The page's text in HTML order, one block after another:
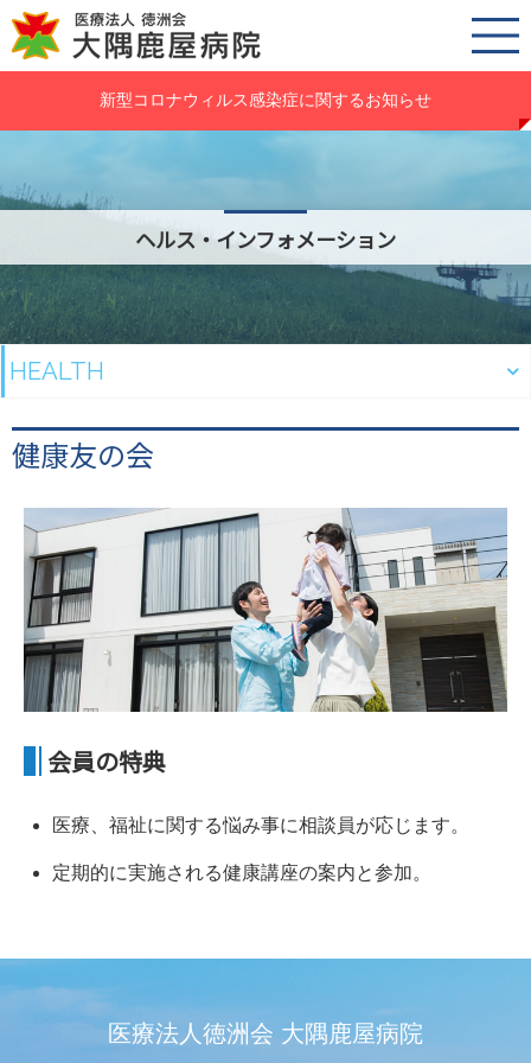
新型コロナウィルス感染症に関するお知らせ
ヘルス・インフォメーション
健康友の会
会員の特典
医療、福祉に関する悩み事に相談員が応じます。
定期的に実施される健康講座の案内と参加。
HEALTH
医療法人徳洲会 大隅鹿屋病院